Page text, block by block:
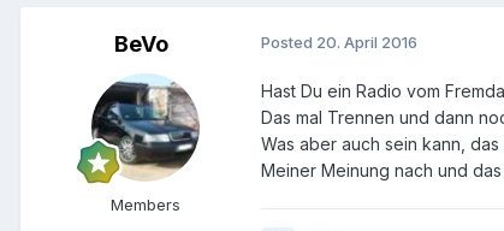
BeVo
Members
Posted 20. April 2016
Hast Du ein Radio vom
Das mal Trennen und dann
Was aber auch sein kann,
Meiner Meinung nach und